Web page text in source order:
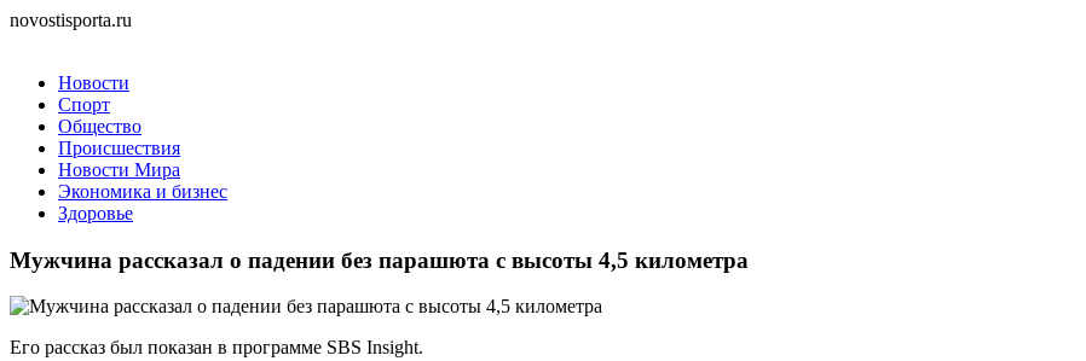
novostisporta.ru
Новости
Спорт
Общество
Происшествия
Новости Мира
Экономика и бизнес
Здоровье
Мужчина рассказал о падении без парашюта с высоты 4,5 километра
Его рассказ был показан в программе SBS Insight.